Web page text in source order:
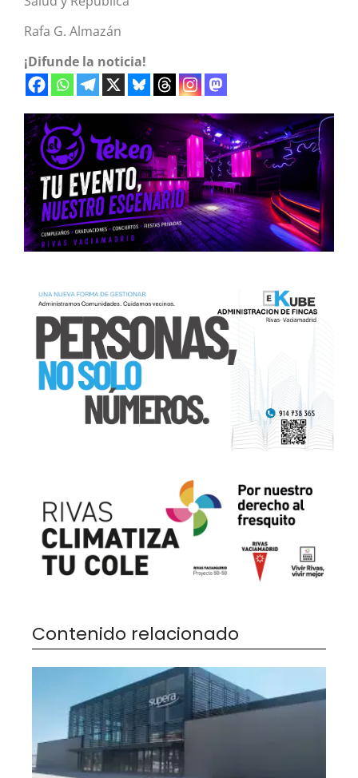
Rafa G. Almazán
¡Difunde la noticia!
Contenido relacionado